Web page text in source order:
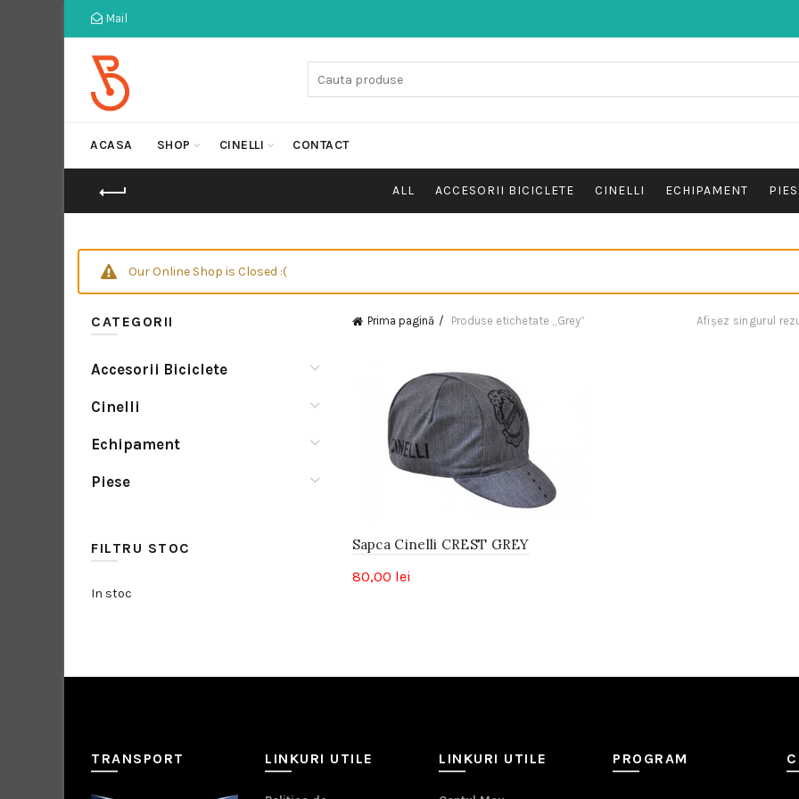
Mail
ACASA SHOP CINELLI CONTACT
ALL ACCESORII BICICLETE CINELLI ECHIPAMENT
Our Online Shop is Closed :(
Prima pagină Produse etichetate „Grey” Afișez singurul
Sapca Cinelli CREST GREY
80,00 lei
CATEGORII
Accesorii Biciclete
Cinelli
Echipament
Piese
FILTRU STOC
In stoc
TRANSPORT LINKURI UTILE LINKURI UTILE PROGRAM